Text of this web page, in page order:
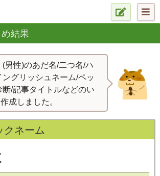
結果
(男性)のあだ名/二つ名/ハ
ングリッシュネーム/ペッ
断/記事タイトルなどのい
成しました。
クネーム